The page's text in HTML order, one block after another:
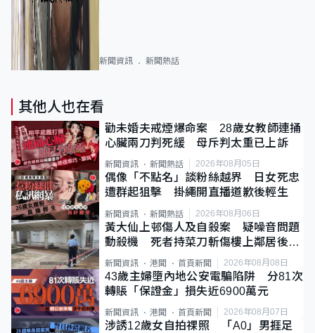
新聞資訊 新聞熱話
其他人也在看
勸未婚夫戒煙爆命案 28歲女教師連捅
心臟兩刀判死緩 母斥判太重已上訴
新聞資訊 新聞熱話 2026年08月05日
偶像「不點名」談粉絲越界 日女死忠
遭群起狙擊 掛繩開直播道歉後輕生
新聞資訊 新聞熱話 2026年08月06日
黃大仙上邨傷人及自殺案 疑噪音問題
動殺機 死者持菜刀斬傷樓上鄰居後墮
斃
新聞資訊 港聞 首頁新聞 2026年08月08日
43歲主婦墮內地公安電騙陷阱 分81次
轉賬「保證金」損失近6900萬元
新聞資訊 港聞 首頁新聞 2026年08月07日
涉誘12歲女自拍祼照 「A0」男捱足